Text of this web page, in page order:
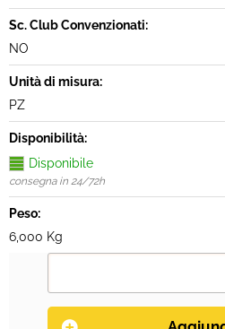
Sc. Club Convenzionati:
NO
Unità di misura:
PZ
Disponibilità:
Disponibile
consegna in 24/72h
Peso:
6,000 Kg